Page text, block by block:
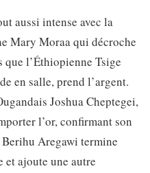
aussi intense avec la
Mary Moraa qui décroche
l’Éthiopienne Tsige
en salle, prend l’argent.
Joshua Cheptegei,
l’or, confirmant son
Aregawi termine
et ajoute une autre